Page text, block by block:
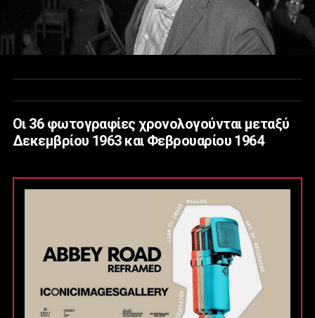
Οι 36 φωτογραφίες χρονολογούνται μεταξύ
Δεκεμβρίου 1963 και Φεβρουαρίου 1964